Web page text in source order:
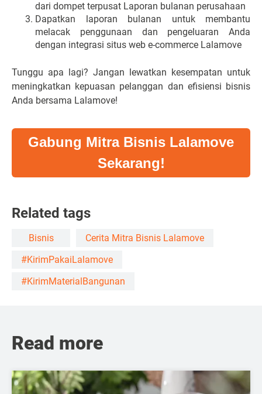
dari dompet terpusat Laporan bulanan perusahaan
Dapatkan laporan bulanan untuk membantu
melacak penggunaan dan pengeluaran Anda
dengan integrasi situs web e-commerce Lalamove
Tunggu apa lagi? Jangan lewatkan kesempatan untuk
meningkatkan kepuasan pelanggan dan efisiensi bisnis
Anda bersama Lalamove!
Gabung Mitra Bisnis Lalamove
Sekarang!
Related tags
Bisnis
Cerita Mitra Bisnis Lalamove
#KirimPakaiLalamove
#KirimMaterialBangunan
Read more